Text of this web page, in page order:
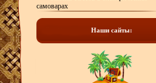
самоварах
Наши сайты: